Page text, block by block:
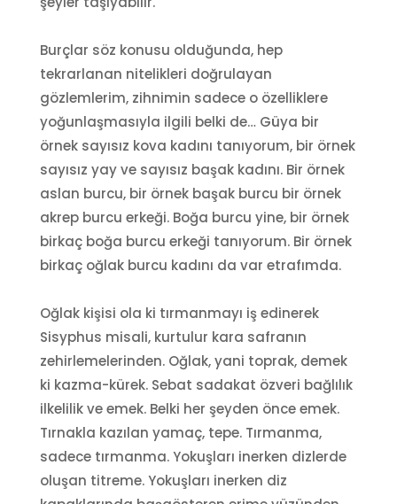
Burçlar söz konusu olduğunda, hep
tekrarlanan nitelikleri doğrulayan
gözlemlerim, zihnimin sadece o özelliklere
yoğunlaşmasıyla ilgili belki de… Güya bir
örnek sayısız kova kadını tanıyorum, bir örnek
sayısız yay ve sayısız başak kadını. Bir örnek
aslan burcu, bir örnek başak burcu bir örnek
akrep burcu erkeği. Boğa burcu yine, bir örnek
birkaç boğa burcu erkeği tanıyorum. Bir örnek
birkaç oğlak burcu kadını da var etrafımda.
Oğlak kişisi ola ki tırmanmayı iş edinerek
Sisyphus misali, kurtulur kara safranın
zehirlemelerinden. Oğlak, yani toprak, demek
ki kazma-kürek. Sebat sadakat özveri bağlılık
ilkelilik ve emek. Belki her şeyden önce emek.
Tırnakla kazılan yamaç, tepe. Tırmanma,
sadece tırmanma. Yokuşları inerken dizlerde
oluşan titreme. Yokuşları inerken diz